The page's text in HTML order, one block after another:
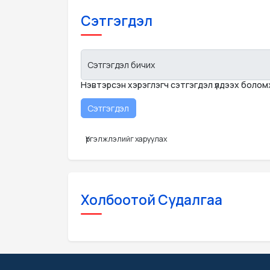
Сэтгэгдэл
Сэтгэгдэл бичих
Нэвтэрсэн хэрэглэгч сэтгэгдэл үлдээх
Үргэлжлэлийг харуулах
Холбоотой Судалгаа